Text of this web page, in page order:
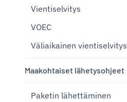
Vientiselvitys
VOEC
Väliaikainen vientiselvitys
Maakohtaiset lähetysohjeet
Paketin lähettäminen